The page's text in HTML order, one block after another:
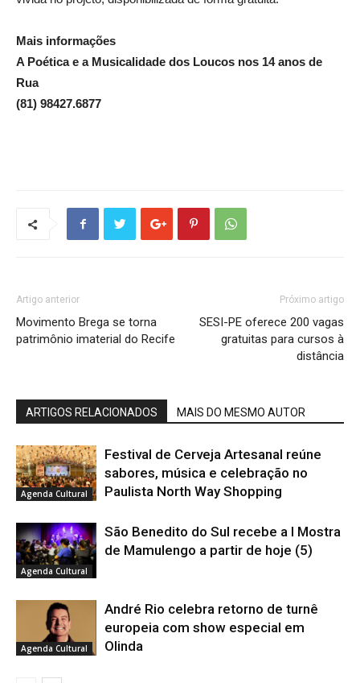
Mais informações
A Poética e a Musicalidade dos Loucos nos 14 anos de
Rua
(81) 98427.6877
Artigo anterior
Movimento Brega se torna
patrimônio imaterial do Recife
Próximo artigo
SESI-PE oferece 200 vagas
gratuitas para cursos à
distância
ARTIGOS RELACIONADOS MAIS DO MESMO AUTOR
Agenda Cultural
Festival de Cerveja Artesanal reúne
sabores, música e celebração no
Paulista North Way Shopping
Agenda Cultural
São Benedito do Sul recebe a I Mostra
de Mamulengo a partir de hoje (5)
Agenda Cultural
André Rio celebra retorno de turnê
europeia com show especial em
Olinda